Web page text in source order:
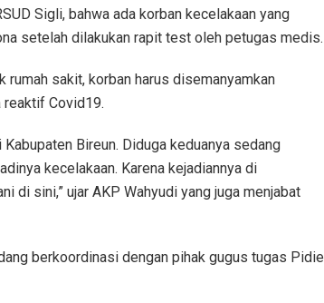
Sigli, bahwa ada korban kecelakaan yang
setelah dilakukan rapit test oleh petugas medis.
sakit, korban harus disemanyamkan
reaktif Covid19.
Bireun. Diduga keduanya sedang
kecelakaan. Karena kejadiannya di
di sini,” ujar AKP Wahyudi yang juga menjabat
berkoordinasi dengan pihak gugus tugas Pidie